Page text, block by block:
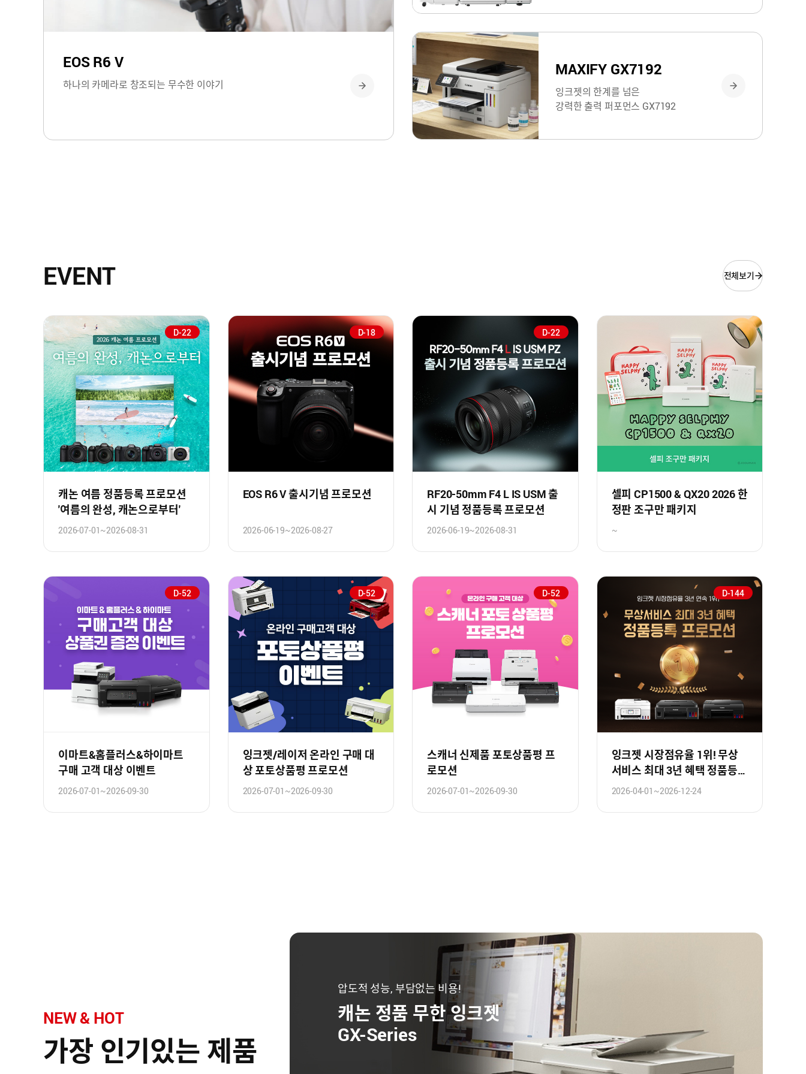
EOS R6 V
하나의 카메라로 창조되는 무수한 이야기
MAXIFY GX7192
잉크젯의 한계를 넘은
강력한 출력 퍼포먼스 GX7192
EVENT 전체보기
D-22
캐논 여름 정품등록 프로모션
'여름의 완성, 캐논으로부터'
2026-07-01~2026-08-31
D-18
EOS R6 V 출시기념 프로모션
2026-06-19~2026-08-27
D-22
RF20-50mm F4 L IS USM 출
시 기념 정품등록 프로모션
2026-06-19~2026-08-31
셀피 CP1500 & QX20 2026 한
정판 조구만 패키지
~
D-52
이마트&홈플러스&하이마트
구매 고객 대상 이벤트
2026-07-01~2026-09-30
D-52
잉크젯/레이저 온라인 구매 대
상 포토상품평 프로모션
2026-07-01~2026-09-30
D-52
스캐너 신제품 포토상품평 프
로모션
2026-07-01~2026-09-30
D-144
잉크젯 시장점유율 1위! 무상
서비스 최대 3년 혜택 정품등록
프로모션!
2026-04-01~2026-12-24
NEW & HOT
가장 인기있는 제품
압도적 성능, 부담없는 비용!
캐논 정품 무한 잉크젯
GX-Series